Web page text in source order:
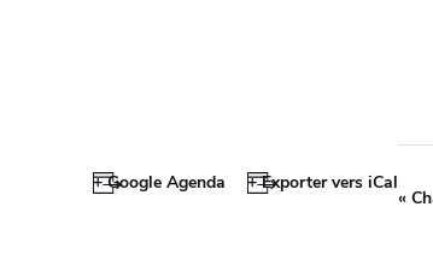
+ Google Agenda + Exporter vers iCal
«